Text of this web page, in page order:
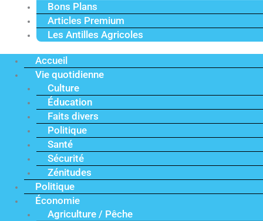
Bons Plans
Articles Premium
Les Antilles Agricoles
Accueil
Vie quotidienne
Culture
Éducation
Faits divers
Politique
Santé
Sécurité
Zénitudes
Politique
Économie
Agriculture / Pêche